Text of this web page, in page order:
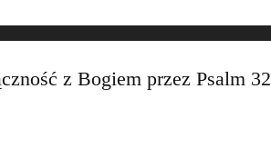
z Bogiem przez Psalm 32